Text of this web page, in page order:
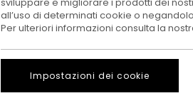
all’uso di determinati cookie o
Per ulteriori informazioni consulta la
Impostazioni dei cookie